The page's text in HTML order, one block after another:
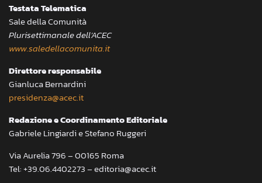
Testata Telematica
Sale della Comunità
Plurisettimanale dell’ACEC
www.saledellacomunita.it
Direttore responsabile
Gianluca Bernardini
presidenza@acec.it
Redazione e Coordinamento Editoriale
Gabriele Lingiardi e Stefano Ruggeri
Via Aurelia 796 – 00165 Roma
Tel: +39.06.4402273 – editoria@acec.it